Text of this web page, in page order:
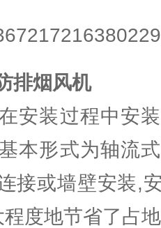
排烟风机
安装过程中安
本形式为轴流
接或墙壁安装,
度地节省了占